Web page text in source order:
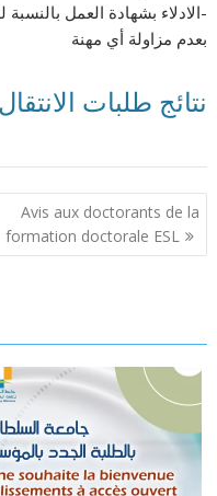
-الادلاء بشهادة العمل
بعدم مزاولة أي مهنة
نتائج طلبات الانتقال
Avis aux doctorants de la
formation doctorale ESL